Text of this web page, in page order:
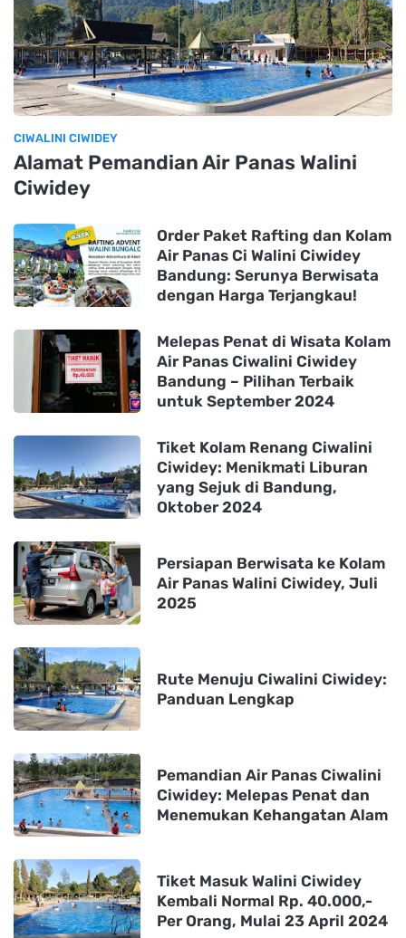
CIWALINI CIWIDEY
Alamat Pemandian Air Panas Walini
Ciwidey
Order Paket Rafting dan Kolam
Air Panas Ci Walini Ciwidey
Bandung: Serunya Berwisata
dengan Harga Terjangkau!
Melepas Penat di Wisata Kolam
Air Panas Ciwalini Ciwidey
Bandung – Pilihan Terbaik
untuk September 2024
Tiket Kolam Renang Ciwalini
Ciwidey: Menikmati Liburan
yang Sejuk di Bandung,
Oktober 2024
Persiapan Berwisata ke Kolam
Air Panas Walini Ciwidey, Juli
2025
Rute Menuju Ciwalini Ciwidey:
Panduan Lengkap
Pemandian Air Panas Ciwalini
Ciwidey: Melepas Penat dan
Menemukan Kehangatan Alam
Tiket Masuk Walini Ciwidey
Kembali Normal Rp. 40.000,-
Per Orang, Mulai 23 April 2024